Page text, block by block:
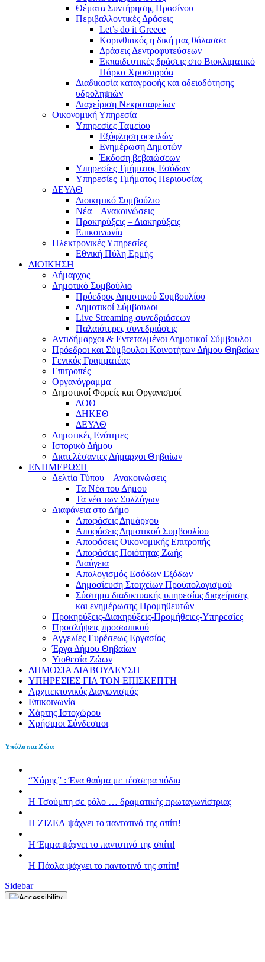
Θέματα Συντήρησης Πρασίνου
Περιβαλλοντικές Δράσεις
Let’s do it Greece
Kορινθιακός η δική μας θάλασσα
Δράσεις Δεντροφυτεύσεων
Εκπαιδευτικές δράσεις στο Βιοκλιματικό
Πάρκο Χρυσορρόα
Διαδικασία καταγραφής και αδειοδότησης
υδροληψιών
Διαχείριση Νεκροταφείων
Οικονομική Υπηρεσία
Υπηρεσίες Ταμείου
Εξόφληση οφειλών
Ενημέρωση Δημοτών
Έκδοση βεβαιώσεων
Υπηρεσίες Τμήματος Εσόδων
Υπηρεσίες Τμήματος Περιουσίας
ΔΕΥΑΘ
Διοικητικό Συμβούλιο
Νέα – Ανακοινώσεις
Προκηρύξεις – Διακηρύξεις
Επικοινωνία
Ηλεκτρονικές Υπηρεσίες
Εθνική Πύλη Ερμής
ΔΙΟΙΚΗΣΗ
Δήμαρχος
Δημοτικό Συμβούλιο
Πρόεδρος Δημοτικού Συμβουλίου
Δημοτικοί Σύμβουλοι
Live Streaming συνεδριάσεων
Παλαιότερες συνεδριάσεις
Αντιδήμαρχοι & Εντεταλμένοι Δημοτικοί Σύμβουλοι
Πρόεδροι και Σύμβουλοι Κοινοτήτων Δήμου Θηβαίων
Γενικός Γραμματέας
Επιτροπές
Οργανόγραμμα
Δημοτικοί Φορείς και Οργανισμοί
ΔΟΘ
ΔΗΚΕΘ
ΔΕΥΑΘ
Δημοτικές Ενότητες
Ιστορικό Δήμου
Διατελέσαντες Δήμαρχοι Θηβαίων
ΕΝΗΜΕΡΩΣΗ
Δελτία Τύπου – Ανακοινώσεις
Τα Νέα του Δήμου
Τα νέα των Συλλόγων
Διαφάνεια στο Δήμο
Αποφάσεις Δημάρχου
Αποφάσεις Δημοτικού Συμβουλίου
Αποφάσεις Οικονομικής Επιτροπής
Αποφάσεις Ποιότητας Ζωής
Διαύγεια
Απολογισμός Εσόδων Εξόδων
Δημοσίευση Στοιχείων Προϋπολογισμού
Σύστημα διαδικτυακής υπηρεσίας διαχείρισης
και ενημέρωσης Προμηθευτών
Προκηρύξεις-Διακηρύξεις-Προμήθειες-Υπηρεσίες
Προσλήψεις προσωπικού
Αγγελίες Ευρέσεως Εργασίας
Έργα Δήμου Θηβαίων
Υιοθεσία Ζώων
ΔΗΜΟΣΙΑ ΔΙΑΒΟΥΛΕΥΣΗ
ΥΠΗΡΕΣΙΕΣ ΓΙΑ ΤΟΝ ΕΠΙΣΚΕΠΤΗ
Αρχιτεκτονικός Διαγωνισμός
Επικοινωνία
Χάρτης Ιστοχώρου
Χρήσιμοι Σύνδεσμοι
Υπόλοιπα Ζώα
“Χάρης” : Ένα θαύμα με τέσσερα πόδια
H Τσούμπη σε ρόλο … δραματικής πρωταγωνίστριας
Η ΖΙΖΕΛ ψάχνει το παντοτινό της σπίτι!
H Έμμα ψάχνει το παντοτινό της σπίτι!
Η Πάολα ψάχνει το παντοτινό της σπίτι!
Sidebar